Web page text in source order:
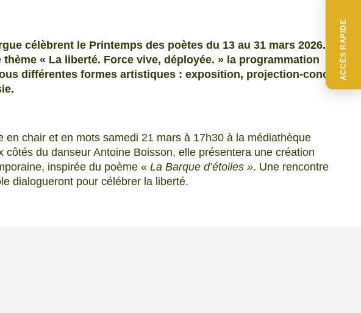
ACCÈS RAPIDE
célèbrent le Printemps des poètes du 13 au 31 mars 2026.
« La liberté. Force vive, déployée. » la programmation
différentes formes artistiques : exposition, projection-concert
en chair et en mots samedi 21 mars à 17h30 à la médiathèque
côtés du danseur Antoine Boisson, elle présentera une création
inspirée du poème «La Barque d’étoiles ». Une rencontre
dialogueront pour célébrer la liberté.